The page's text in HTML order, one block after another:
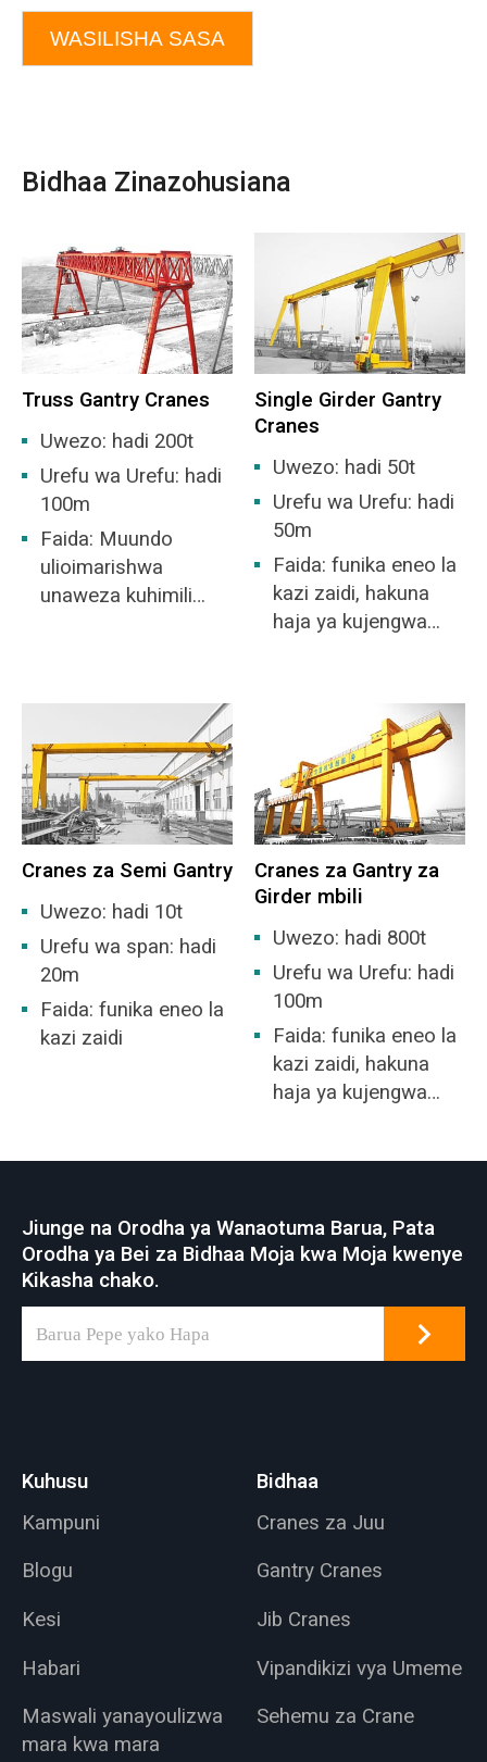
WASILISHA SASA
Bidhaa Zinazohusiana
Truss Gantry Cranes
Uwezo: hadi 200t
Urefu wa Urefu: hadi
100m
Faida: Muundo
ulioimarishwa
unaweza kuhimili
Single Girder Gantry
Cranes
Uwezo: hadi 50t
Urefu wa Urefu: hadi
50m
Faida: funika eneo la
kazi zaidi, hakuna
haja ya kujengwa
Cranes za Semi Gantry
Uwezo: hadi 10t
Urefu wa span: hadi
20m
Faida: funika eneo la
kazi zaidi
Cranes za Gantry za
Girder mbili
Uwezo: hadi 800t
Urefu wa Urefu: hadi
100m
Faida: funika eneo la
kazi zaidi, hakuna
haja ya kujengwa
Jiunge na Orodha ya Wanaotuma Barua, Pata
Orodha ya Bei za Bidhaa Moja kwa Moja kwenye
Kikasha chako.
Kuhusu
Kampuni
Blogu
Kesi
Habari
Maswali yanayoulizwa
mara kwa mara
Bidhaa
Cranes za Juu
Gantry Cranes
Jib Cranes
Vipandikizi vya Umeme
Sehemu za Crane